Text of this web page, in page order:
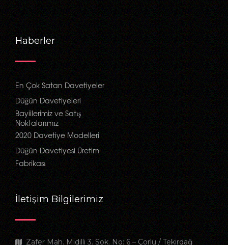
Haberler
En Çok Satan Davetiyeler
Düğün Davetiyeleri
Bayiilerimiz ve Satış
Noktalarımız
2020 Davetiye Modelleri
Düğün Davetiyesi Üretim
Fabrikası
İletişim Bilgilerimiz
Zafer Mah. Midilli 3. Sok. No: 6 – Çorlu / Tekirdağ